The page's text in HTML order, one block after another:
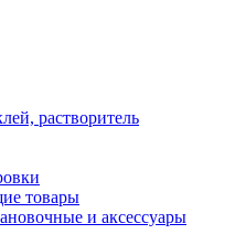
растворитель
товары
и аксессуары